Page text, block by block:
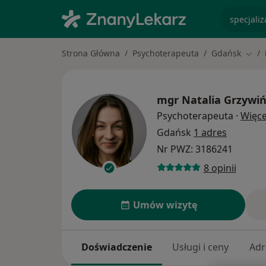
Strona Główna Psychoterapeuta Gdańsk
mgr Natalia
Psychoterapeuta ·
Gdańsk 1 adres
Nr PWZ: 3186241
8 opinii
Umów wizytę
Doświadczenie Usługi i ceny